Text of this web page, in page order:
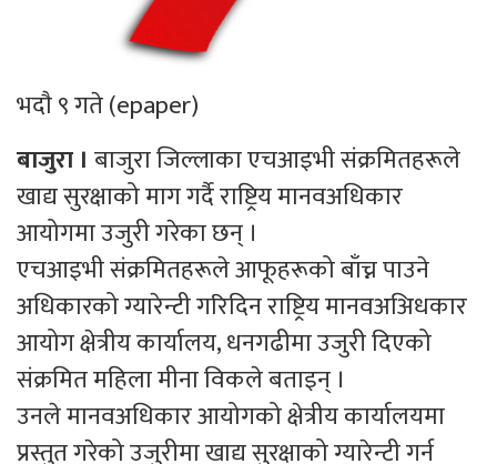
भदाै ९ गते(epaper)
बाजुरा । बाजुरा जिल्लाका एचआइभी संक्रमितहरूले
खाद्य सुरक्षाको माग गर्दै राष्ट्रिय मानवअधिकार
आयोगमा उजुरी गरेका छन् ।
एचआइभी संक्रमितहरूले आफूहरूको बाँच्न पाउने
अधिकारको ग्यारेन्टी गरिदिन राष्ट्रिय मानवअअिधकार
आयोग क्षेत्रीय कार्यालय, धनगढीमा उजुरी दिएको
संक्रमित महिला मीना विकले बताइन् ।
उनले मानवअधिकार आयोगको क्षेत्रीय कार्यालयमा
प्रस्तुत गरेको उजुरीमा खाद्य सुरक्षाको ग्यारेन्टी गर्न